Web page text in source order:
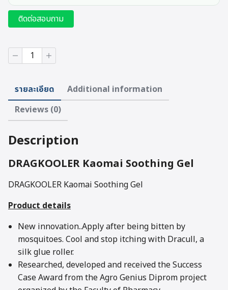
ติดต่อสอบถาม
DRAGKOOLER
Kaomai
quantity
รายละเอียด
Additional information
Reviews (0)
Description
DRAGKOOLER Kaomai Soothing Gel
DRAGKOOLER Kaomai Soothing Gel
Product details
New innovation..Apply after being bitten by
mosquitoes. Cool and stop itching with Dracull, a
silk glue roller.
Researched, developed and received the Success
Case Award from the Agro Genius Diprom project